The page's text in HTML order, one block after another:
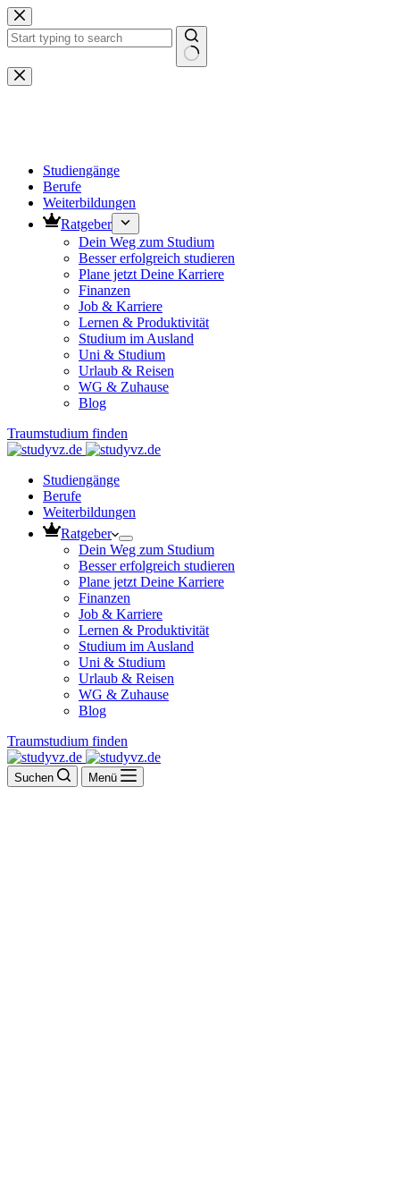
Zum
Inhalt
springen
Keine
Ergebnisse
Studiengänge
Berufe
Weiterbildungen
Ratgeber
Dein Weg zum Studium
Besser erfolgreich studieren
Plane jetzt Deine Karriere
Finanzen
Job & Karriere
Lernen & Produktivität
Studium im Ausland
Uni & Studium
Urlaub & Reisen
WG & Zuhause
Blog
Traumstudium finden
Studiengänge
Berufe
Weiterbildungen
Ratgeber
Dein Weg zum Studium
Besser erfolgreich studieren
Plane jetzt Deine Karriere
Finanzen
Job & Karriere
Lernen & Produktivität
Studium im Ausland
Uni & Studium
Urlaub & Reisen
WG & Zuhause
Blog
Traumstudium finden
Suchen Menü